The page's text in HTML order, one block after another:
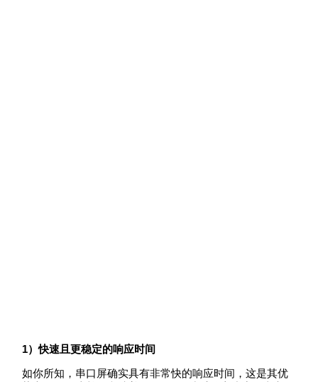
1）快速且更稳定的响应时间
如你所知，串口屏确实具有非常快的响应时间，这是其优